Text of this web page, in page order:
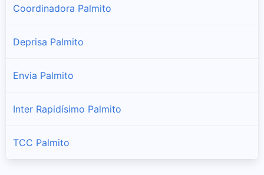
Coordinadora Palmito
Deprisa Palmito
Envia Palmito
Inter Rapidísimo Palmito
TCC Palmito